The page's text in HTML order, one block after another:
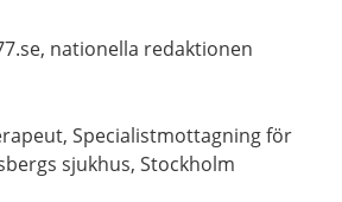
nationella redaktionen
Specialistmottagning för
sjukhus, Stockholm